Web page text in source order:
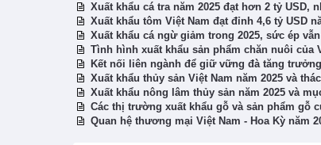
Xuất khẩu cá tra năm 2025 đạt hơn 2 tỷ
Xuất khẩu tôm Việt Nam đạt đỉnh 4,6 tỷ USD
Xuất khẩu cá ngừ giảm trong 2025, sức ép
Tình hình xuất khẩu sản phẩm chăn nuôi của
Kết nối liên ngành để giữ vững đà tăng
Xuất khẩu thủy sản Việt Nam năm 2025 và
Xuất khẩu nông lâm thủy sản năm 2025 và
Các thị trường xuất khẩu gỗ và sản phẩm gỗ
Quan hệ thương mại Việt Nam - Hoa Kỳ năm